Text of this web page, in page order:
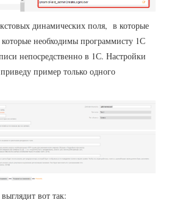
динамических поля, в которые
необходимы программисту 1С
непосредственно в 1С. Настройки
пример только одного
вот так: